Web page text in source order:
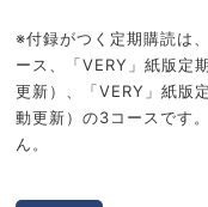
※付録がつく定期購読は
ース、「VERY」紙版定
更新）、「VERY」紙版
動更新）の3コースです
ん。